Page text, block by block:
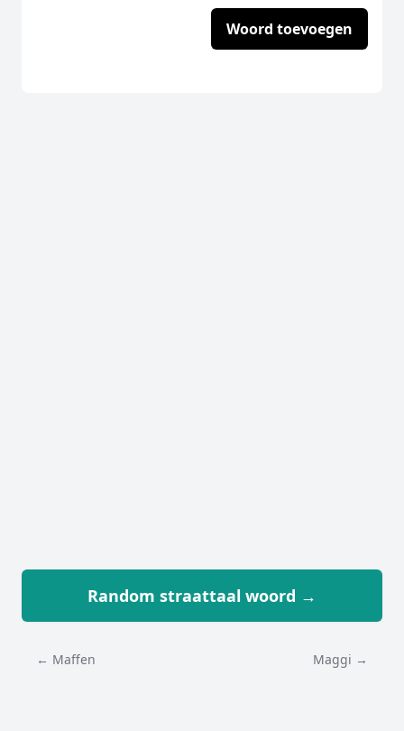
Woord toevoegen
Random straattaal woord →
← Maffen Maggi →